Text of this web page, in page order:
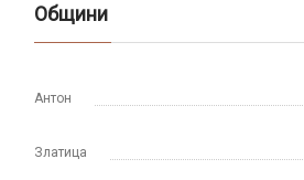
Общини
Антон
Златица